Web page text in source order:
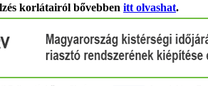
korlátairól bővebben itt olvashat.